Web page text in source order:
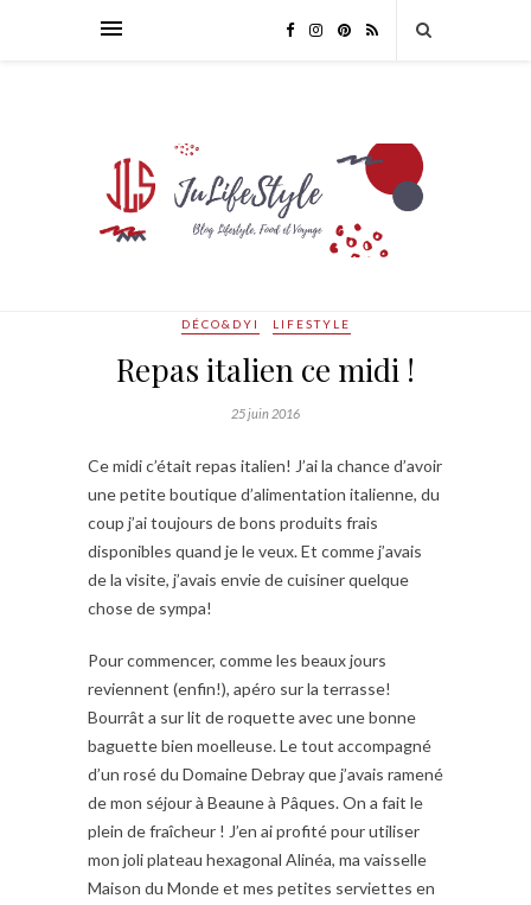
DÉCO&DYI LIFESTYLE
Repas italien ce midi !
25 juin 2016
Ce midi c’était repas italien! J’ai la chance d’avoir
une petite boutique d’alimentation italienne, du
coup j’ai toujours de bons produits frais
disponibles quand je le veux. Et comme j’avais
de la visite, j’avais envie de cuisiner quelque
chose de sympa!
Pour commencer, comme les beaux jours
reviennent (enfin!), apéro sur la terrasse!
Bourrât a sur lit de roquette avec une bonne
baguette bien moelleuse. Le tout accompagné
d’un rosé du Domaine Debray que j’avais ramené
de mon séjour à Beaune à Pâques. On a fait le
plein de fraîcheur ! J’en ai profité pour utiliser
mon joli plateau hexagonal Alinéa, ma vaisselle
Maison du Monde et mes petites serviettes en